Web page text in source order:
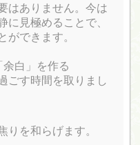
はありません。今は
に見極めることで、
ができます。
白」を作る
ごす時間を取りまし
りを和らげます。